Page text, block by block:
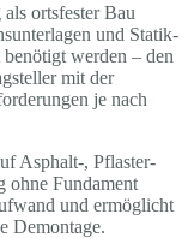
ortsfester Bau
und Statik-
werden – den
mit der
je nach
Asphalt-, Pflaster-
ohne Fundament
und ermöglicht
Demontage.